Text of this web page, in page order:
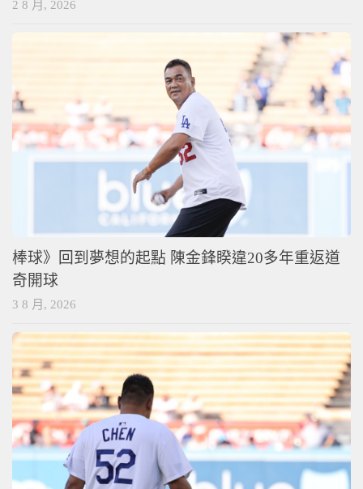
2 8 月, 2026
棒球》回到夢想的起點 陳金鋒睽違20多年重返道
奇開球
3 8 月, 2026